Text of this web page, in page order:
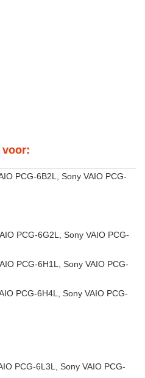
voor:
PCG-6B2L, Sony VAIO PCG-
PCG-6G2L, Sony VAIO PCG-
PCG-6H1L, Sony VAIO PCG-
PCG-6H4L, Sony VAIO PCG-
PCG-6L3L, Sony VAIO PCG-